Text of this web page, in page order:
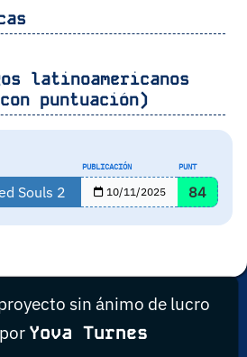
latinoamericanos
puntuación)
PUBLICACIÓN PUNT
Souls 2 10/11/2025 84
sin ánimo de lucro
Yova Turnes